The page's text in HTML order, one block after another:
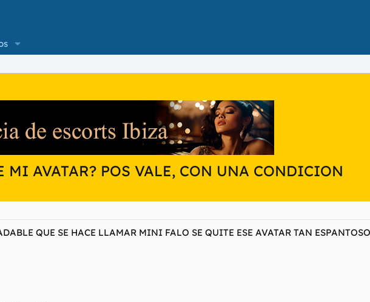
MI AVATAR? POS VALE, CON UNA CONDICION
QUE SE HACE LLAMAR MINI FALO SE QUITE ESE AVATAR TAN